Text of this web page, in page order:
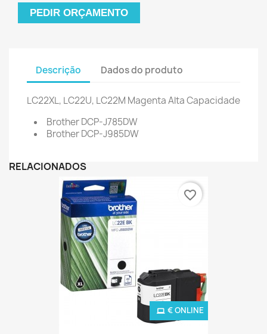
PEDIR ORÇAMENTO
Descrição Dados do produto
LC22XL, LC22U, LC22M Magenta Alta Capacidade
Brother DCP-J785DW
Brother DCP-J985DW
RELACIONADOS
€ ONLINE
favorite_border